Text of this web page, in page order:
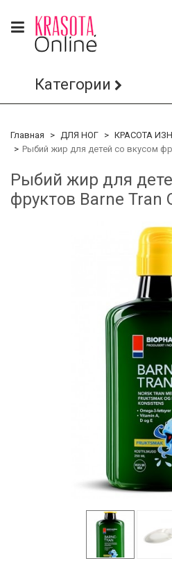
Категории
Главная ДЛЯ НОГ
КРАСОТА
Рыбий жир для детей со вкусом
Рыбий жир для
фруктов Barne Tran